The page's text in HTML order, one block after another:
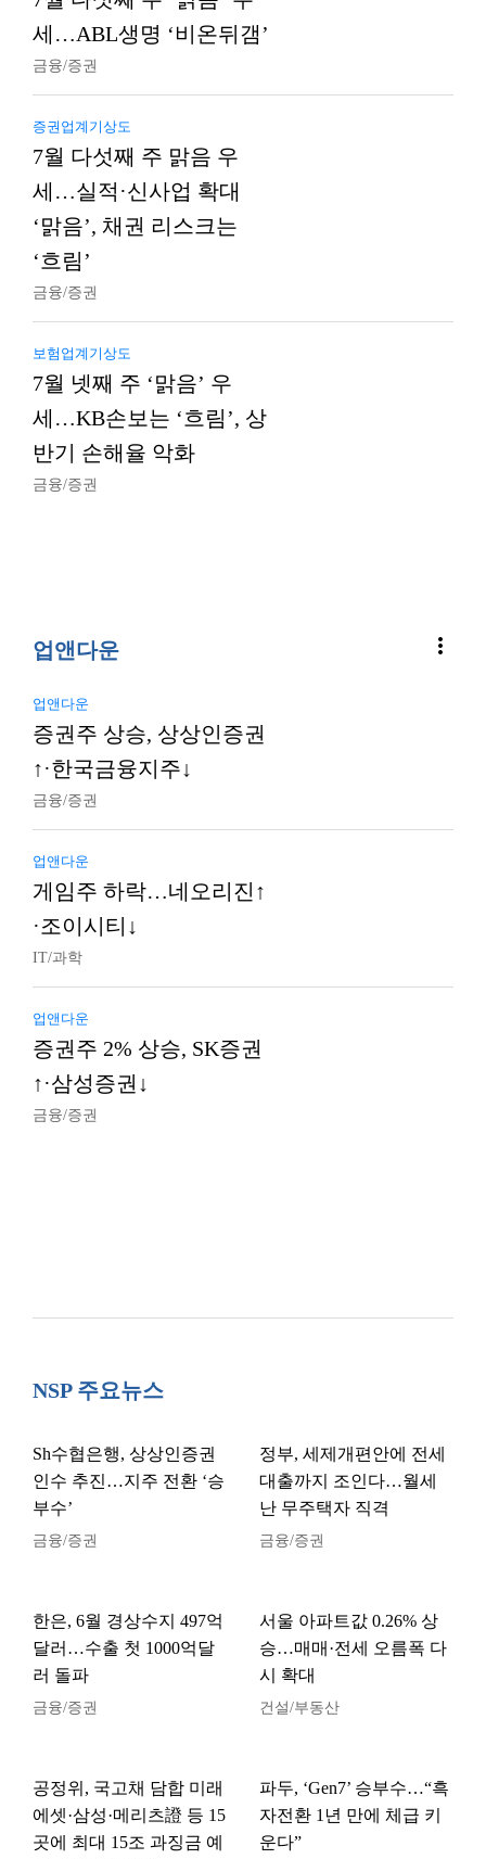
세…ABL생명 ‘비온뒤갬’
금융/증권
증권업계기상도
7월 다섯째 주 맑음 우
세…실적·신사업 확대
‘맑음’, 채권 리스크는
‘흐림’
금융/증권
보험업계기상도
7월 넷째 주 ‘맑음’ 우
세…KB손보는 ‘흐림’, 상
반기 손해율 악화
금융/증권
업앤다운 more_vert
업앤다운
증권주 상승, 상상인증권
↑·한국금융지주↓
금융/증권
업앤다운
게임주 하락…네오리진↑
·조이시티↓
IT/과학
업앤다운
증권주 2% 상승, SK증권
↑·삼성증권↓
금융/증권
NSP 주요뉴스
Sh수협은행, 상상인증권
인수 추진…지주 전환 ‘승
부수’
금융/증권
정부, 세제개편안에 전세
대출까지 조인다…월세
난 무주택자 직격
금융/증권
한은, 6월 경상수지 497억
달러…수출 첫 1000억달
러 돌파
금융/증권
서울 아파트값 0.26% 상
승…매매·전세 오름폭 다
시 확대
건설/부동산
공정위, 국고채 담합 미래
에셋·삼성·메리츠證 등 15
곳에 최대 15조 과징금 예
파두, ‘Gen7’ 승부수…“흑
자전환 1년 만에 체급 키
운다”